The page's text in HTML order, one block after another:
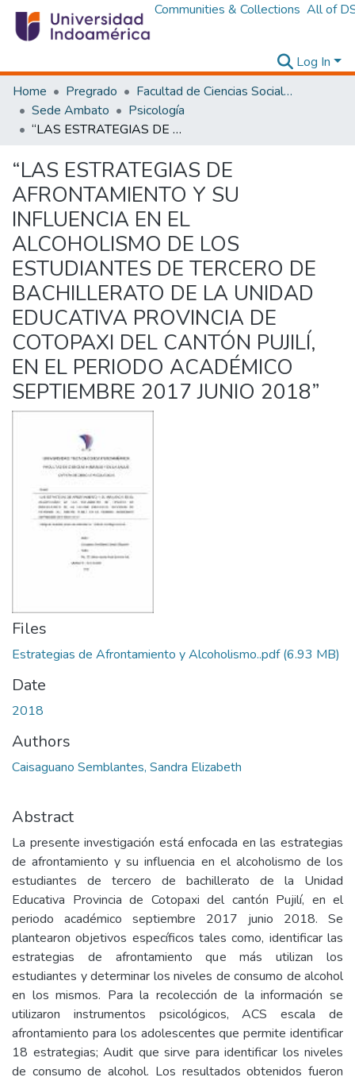
Communities & Collections All of
Log In
Home
Pregrado
Facultad de Ciencias Sociales y Humanas
Sede Ambato
Psicología
“LAS ESTRATEGIAS DE AFRONTAMIENTO Y SU INFLUENCIA EN EL ALCOHOLISMO DE LOS ESTUDIANTES DE TERCERO DE BACHILLERATO DE LA UNIDAD EDUCATIVA PROVINCIA DE COTOPAXI DEL CANTÓN PUJILÍ, EN EL PERIODO ACADÉMICO SEPTIEMBRE 2017 JUNIO 2018”
“LAS ESTRATEGIAS DE
AFRONTAMIENTO Y SU
INFLUENCIA EN EL
ALCOHOLISMO DE LOS
ESTUDIANTES DE TERCERO DE
BACHILLERATO DE LA UNIDAD
EDUCATIVA PROVINCIA DE
COTOPAXI DEL CANTÓN PUJILÍ,
EN EL PERIODO ACADÉMICO
SEPTIEMBRE 2017 JUNIO 2018”
Files
Estrategias de Afrontamiento y Alcoholismo..pdf(6.93 MB)
Date
2018
Authors
Caisaguano Semblantes, Sandra Elizabeth
Abstract
La presente investigación está enfocada en las estrategias
de afrontamiento y su influencia en el alcoholismo de los
estudiantes de tercero de bachillerato de la Unidad
Educativa Provincia de Cotopaxi del cantón Pujilí, en el
periodo académico septiembre 2017 junio 2018. Se
plantearon objetivos específicos tales como, identificar las
estrategias de afrontamiento que más utilizan los
estudiantes y determinar los niveles de consumo de alcohol
en los mismos. Para la recolección de la información se
utilizaron instrumentos psicológicos, ACS escala de
afrontamiento para los adolescentes que permite identificar
18 estrategias; Audit que sirve para identificar los niveles
de consumo de alcohol. Los resultados obtenidos fueron